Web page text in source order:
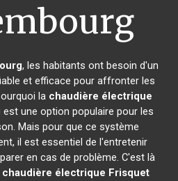
, les habitants ont besoin d'un
et efficace pour affronter les
la chaudière électrique
est une option populaire pour les
Mais pour que ce système
il est essentiel de l'entretenir
en cas de problème. C'est là
chaudière électrique Frisquet